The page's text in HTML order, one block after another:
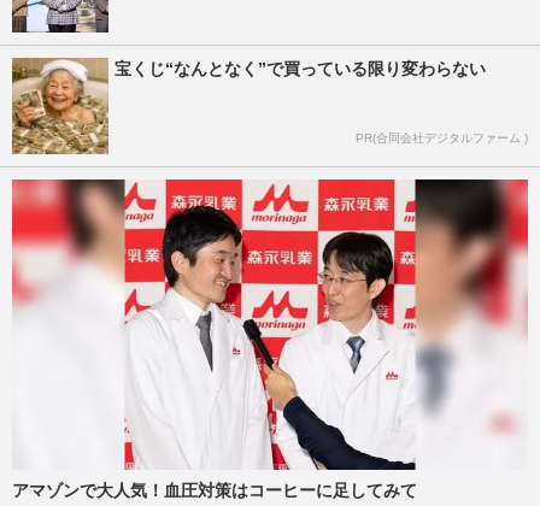
宝くじ“なんとなく”で買っている限り変わらない
PR(合同会社デジタルファーム )
アマゾンで大人気！血圧対策はコーヒーに足してみて